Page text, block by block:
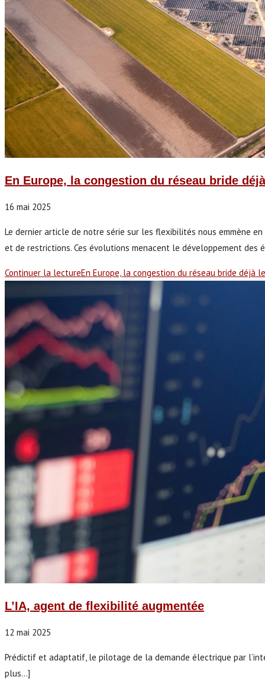
En Europe, la congestion du réseau bride
16 mai 2025
Le dernier article de notre série sur les flexibilités nous emmène
et de restrictions. Ces évolutions menacent le développement
Continuer la lectureEn Europe, la congestion du réseau bride déjà
L’IA, agent de flexibilité augmentée
12 mai 2025
Prédictif et adaptatif, le pilotage de la demande électrique par
plus...]